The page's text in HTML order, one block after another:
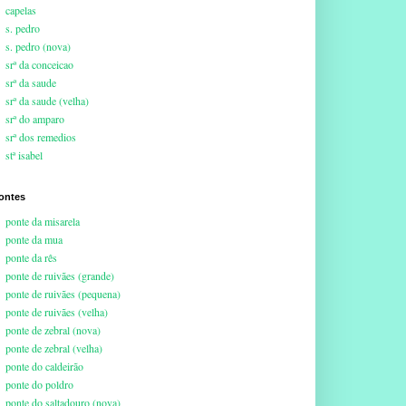
capelas
s. pedro
s. pedro (nova)
srª da conceicao
srª da saude
srª da saude (velha)
srª do amparo
srª dos remedios
stª isabel
ponte da misarela
ponte da mua
ponte da rês
ponte de ruivães (grande)
ponte de ruivães (pequena)
ponte de ruivães (velha)
ponte de zebral (nova)
ponte de zebral (velha)
ponte do caldeirão
ponte do poldro
ponte do saltadouro (nova)